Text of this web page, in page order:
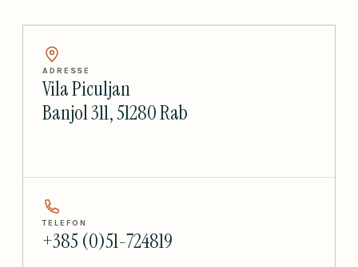
ADRESSE
Vila Piculjan
Banjol 311, 51280 Rab
TELEFON
+385 (0)51-724819